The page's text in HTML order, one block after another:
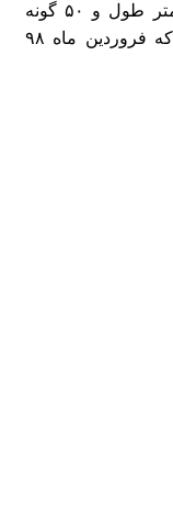
مساحت ۲۰۰۰ متر مربع و حدود ۶۵۰ متر طول و ۵۰ گونه
مختلف در خیابان زرافشان کاشته شد که فروردین ماه ۹۸